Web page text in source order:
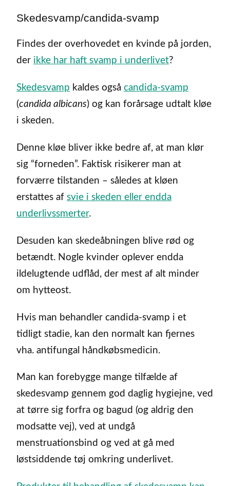
Skedesvamp/candida-svamp
Findes der overhovedet en kvinde på jorden,
der ikke har haft svamp i underlivet?
Skedesvamp kaldes også candida-svamp
(candida albicans) og kan forårsage udtalt kløe
i skeden.
Denne kløe bliver ikke bedre af, at man klør
sig “forneden”. Faktisk risikerer man at
forværre tilstanden – således at kløen
erstattes af svie i skeden eller endda
underlivssmerter.
Desuden kan skedeåbningen blive rød og
betændt. Nogle kvinder oplever endda
ildelugtende udflåd, der mest af alt minder
om hytteost.
Hvis man behandler candida-svamp i et
tidligt stadie, kan den normalt kan fjernes
vha. antifungal håndkøbsmedicin.
Man kan forebygge mange tilfælde af
skedesvamp gennem god daglig hygiejne, ved
at tørre sig forfra og bagud (og aldrig den
modsatte vej), ved at undgå
menstruationsbind og ved at gå med
løstsiddende tøj omkring underlivet.